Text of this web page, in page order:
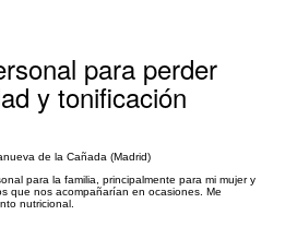
para perder
y tonificación
de la Cañada (Madrid)
para la familia, principalmente para mi mujer y
que nos acompañarían en ocasiones. Me
nutricional.